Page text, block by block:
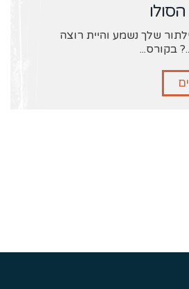
שלך נשמע והיית רוצה
בקורס...